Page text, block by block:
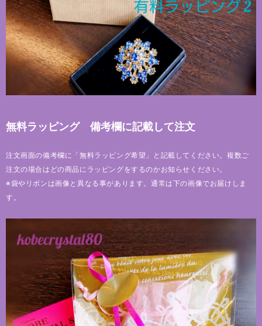
無料ラッピング 備考欄に記載して注文
注文画面の備考欄に「無料ラッピング希望」と記載してください。複数ご
注文の場合はどの商品にラッピングをするのかお知らせください。
※袋やリボンは画像と異なる事があります。通常は下の画像でお届けしま
す。